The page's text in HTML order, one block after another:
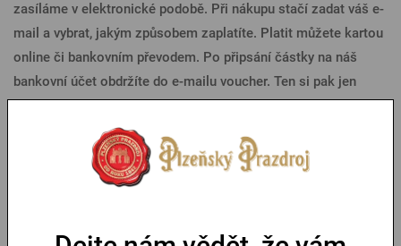
zasíláme v elektronické podobě. Při nákupu stačí zadat váš e-
mail a vybrat, jakým způsobem zaplatíte. Platit můžete kartou
online či bankovním převodem. Po připsání částky na náš
bankovní účet obdržíte do e-mailu voucher. Ten si pak jen
vytisknete a můžete jej uplatit. Voucher je přenosný, můžete
jej využít i jako dárek.